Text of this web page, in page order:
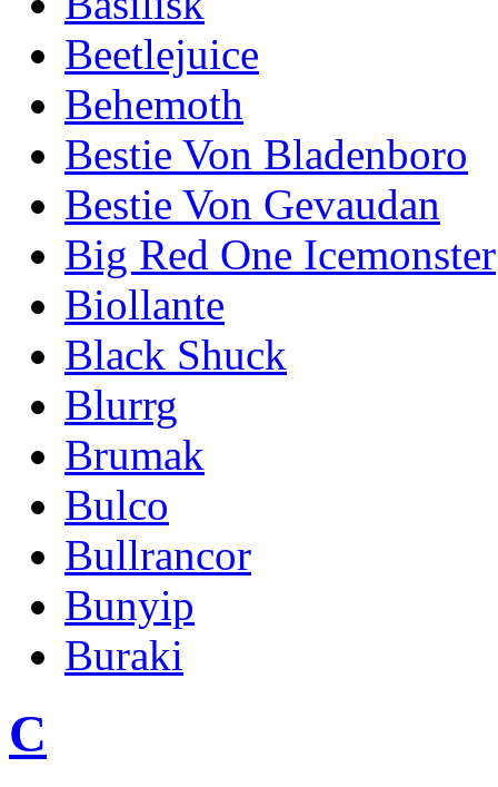
Beetlejuice
Behemoth
Bestie Von Bladenboro
Bestie Von Gevaudan
Big Red One Icemonster
Biollante
Black Shuck
Blurrg
Brumak
Bulco
Bullrancor
Bunyip
Buraki
C